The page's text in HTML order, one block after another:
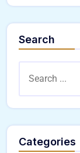
Search
Categories